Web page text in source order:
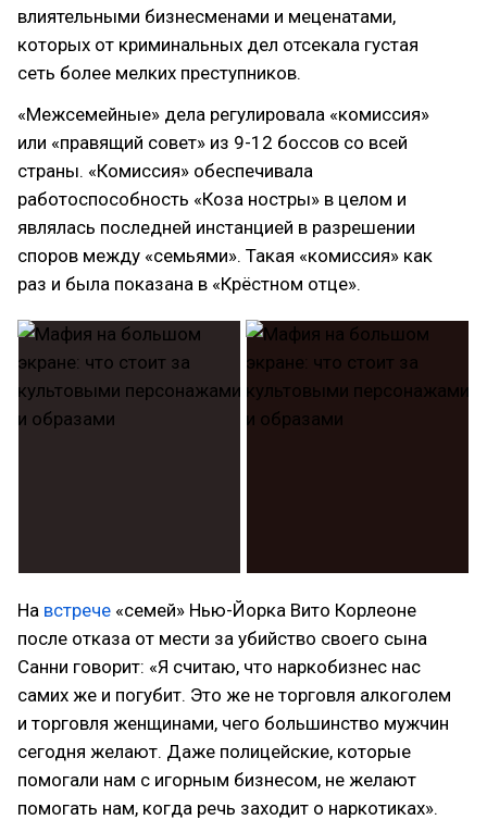
влиятельными бизнесменами и меценатами,
которых от криминальных дел отсекала густая
сеть более мелких преступников.
«Межсемейные» дела регулировала «комиссия»
или «правящий совет» из 9-12 боссов со всей
страны. «Комиссия» обеспечивала
работоспособность «Коза ностры» в целом и
являлась последней инстанцией в разрешении
споров между «семьями». Такая «комиссия» как
раз и была показана в «Крёстном отце».
На встрече «семей» Нью-Йорка Вито Корлеоне
после отказа от мести за убийство своего сына
Санни говорит: «Я считаю, что наркобизнес нас
самих же и погубит. Это же не торговля алкоголем
и торговля женщинами, чего большинство мужчин
сегодня желают. Даже полицейские, которые
помогали нам с игорным бизнесом, не желают
помогать нам, когда речь заходит о наркотиках».